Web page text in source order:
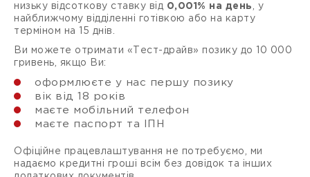
низьку відсоткову ставку від 0,001% на день
, у
найближчому відділенні готівкою або на карту
терміном на 15 днів.
Ви можете отримати «Тест-драйв» позику до 10 000
гривень, якщо Ви:
оформлюєте у нас першу позику
вік від 18 років
маєте мобільний телефон
маєте паспорт та ІПН
Офіційне працевлаштування не потребуємо, ми
надаємо кредитні гроші всім без довідок та інших